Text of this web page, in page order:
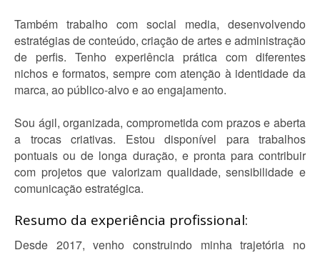
Também trabalho com social media, desenvolvendo
estratégias de conteúdo, criação de artes e administração
de perfis. Tenho experiência prática com diferentes
nichos e formatos, sempre com atenção à identidade da
marca, ao público-alvo e ao engajamento.
Sou ágil, organizada, comprometida com prazos e aberta
a trocas criativas. Estou disponível para trabalhos
pontuais ou de longa duração, e pronta para contribuir
com projetos que valorizam qualidade, sensibilidade e
comunicação estratégica.
Resumo da experiência profissional:
Desde 2017, venho construindo minha trajetória no